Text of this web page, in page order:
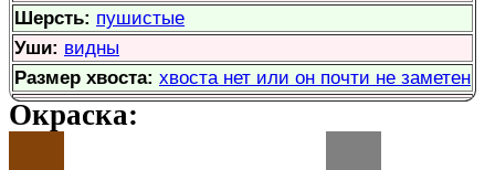
Шерсть: пушистые
Уши: видны
Размер хвоста: хвоста нет или он почти не заметен
Окраска: